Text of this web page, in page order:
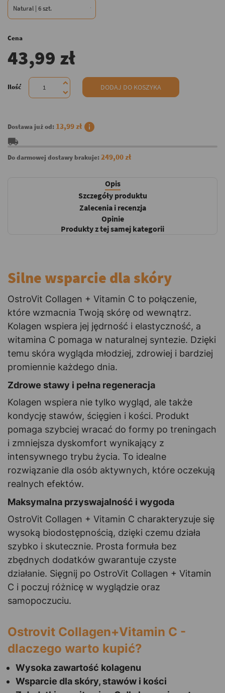
Cena
43,99 zł
Ilość DODAJ DO KOSZYKA
Dostawa już od: 13,99 zł info
local_shipping
Do darmowej dostawy brakuje:249,00 zł
Opis
Szczegóły produktu
Zalecenia i recenzja
Opinie
Produkty z tej samej kategorii
Silne wsparcie dla skóry
OstroVit Collagen + Vitamin C to połączenie,
które wzmacnia Twoją skórę od wewnątrz.
Kolagen wspiera jej jędrność i elastyczność, a
witamina C pomaga w naturalnej syntezie. Dzięki
temu skóra wygląda młodziej, zdrowiej i bardziej
promiennie każdego dnia.
Zdrowe stawy i pełna regeneracja
Kolagen wspiera nie tylko wygląd, ale także
kondycję stawów, ścięgien i kości. Produkt
pomaga szybciej wracać do formy po treningach
i zmniejsza dyskomfort wynikający z
intensywnego trybu życia. To idealne
rozwiązanie dla osób aktywnych, które oczekują
realnych efektów.
Maksymalna przyswajalność i wygoda
OstroVit Collagen + Vitamin C charakteryzuje się
wysoką biodostępnością, dzięki czemu działa
szybko i skutecznie. Prosta formuła bez
zbędnych dodatków gwarantuje czyste
działanie. Sięgnij po OstroVit Collagen + Vitamin
C i poczuj różnicę w wyglądzie oraz
samopoczuciu.
Ostrovit Collagen+Vitamin C -
dlaczego warto kupić?
Wysoka zawartość kolagenu
Wsparcie dla skóry, stawów i kości